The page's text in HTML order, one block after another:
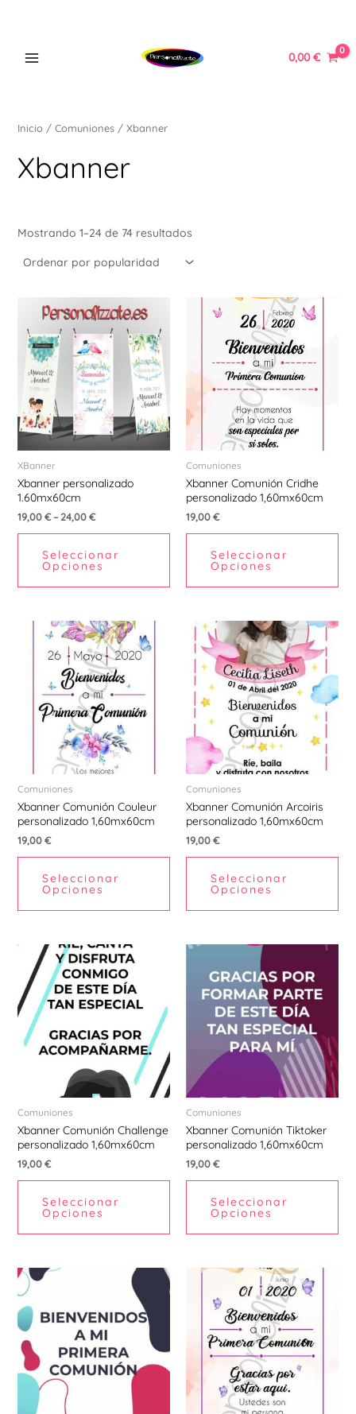
0,00€
Inicio/ Comuniones/ Xbanner
Xbanner
Mostrando 1–24 de 74 resultados
XBanner
Xbanner personalizado
1.60mx60cm
19,00€–24,00€
Seleccionar
Opciones
múltiples
variantes.
Las
opciones
pueden
elegir
producto
Comuniones
Xbanner Comunión Cridhe
personalizado 1,60mx60cm
19,00€
Seleccionar
Opciones
Comuniones
Xbanner Comunión Couleur
personalizado 1,60mx60cm
19,00€
Seleccionar
Opciones
Comuniones
Xbanner Comunión Arcoiris
personalizado 1,60mx60cm
19,00€
Seleccionar
Opciones
Comuniones
Xbanner Comunión Challenge
personalizado 1,60mx60cm
19,00€
Seleccionar
Opciones
Comuniones
Xbanner Comunión Tiktoker
personalizado 1,60mx60cm
19,00€
Seleccionar
Opciones